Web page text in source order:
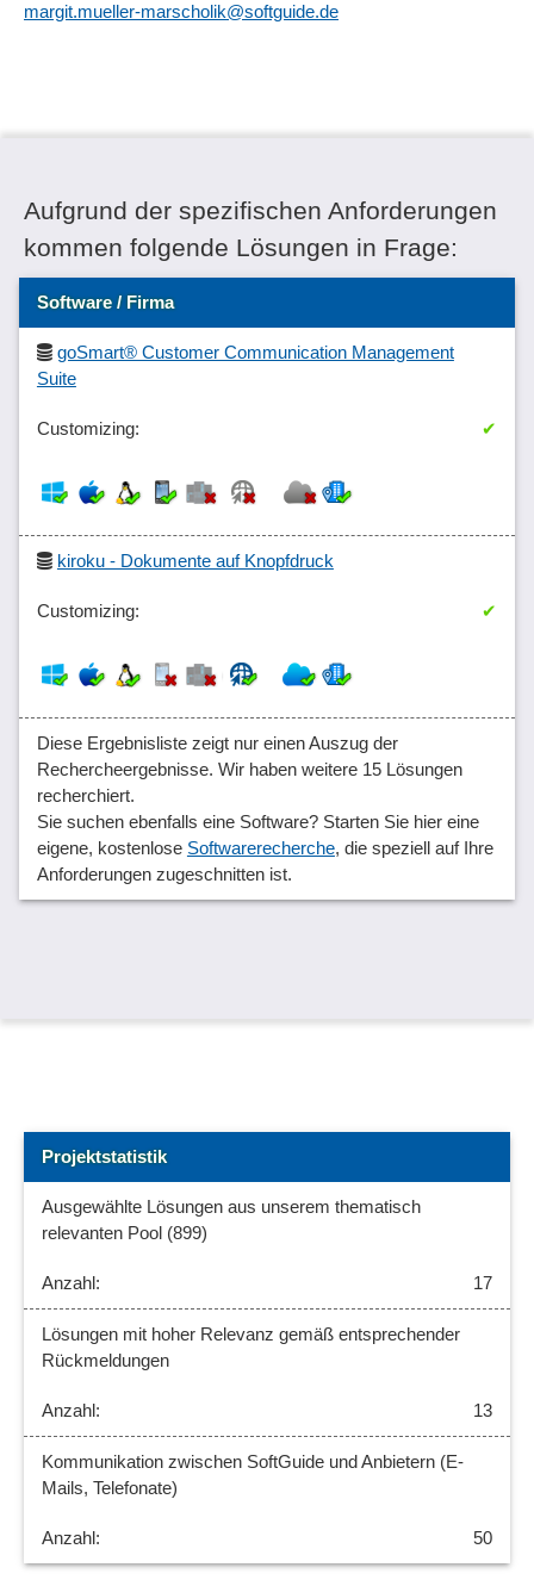
margit.mueller-marscholik@softguide.de
Aufgrund der spezifischen Anforderungen
kommen folgende Lösungen in Frage:
Software / Firma
goSmart® Customer Communication Management
Suite
✔
kiroku - Dokumente auf Knopfdruck
✔
Diese Ergebnisliste zeigt nur einen Auszug der
Rechercheergebnisse. Wir haben weitere 15 Lösungen
recherchiert.
Sie suchen ebenfalls eine Software? Starten Sie hier eine
eigene, kostenlose Softwarerecherche, die speziell auf Ihre
Anforderungen zugeschnitten ist.
Projektstatistik
Ausgewählte Lösungen aus unserem thematisch
relevanten Pool (899)
17
Lösungen mit hoher Relevanz gemäß entsprechender
Rückmeldungen
13
Kommunikation zwischen SoftGuide und Anbietern (E-
Mails, Telefonate)
50